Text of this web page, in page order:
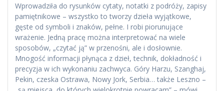
Wprowadziła do rysunków cytaty, notatki z podróży, zapisy
pamiętnikowe – wszystko to tworzy dzieła wyjątkowe,
gęste od symboli i znaków, pełne. I robi piorunujące
wrażenie. Jedną pracę można interpretować na wiele
sposobów, „czytać ją” w przenośni, ale i dosłownie.
Mnogość informacji płynąca z dzieł, technik, dokładność i
precyzja w ich wykonaniu zachwyca. Góry Harzu, Szanghaj,
Pekin, czeska Ostrawa, Nowy Jork, Serbia… także Leszno –